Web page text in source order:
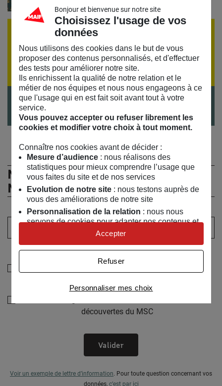
ÉVÈNEMENT TERMINÉ
Si vous souhaitez recevoir la programmation par
email,inscrivez-vous à notre lettre d'information
Du 2 au 30 mai dans la boutique à Paris
Ne manquez rien de l’actualité du
MSC !
Votre adresse email :
Sélectionner au moins un choix
découvertes du MSC
Valider
Voir un exemple de lettre d’information. Pour toute question concernant vos
données, c’est par ici
Bonjour et bienvenue sur notre site
Choisissez l'usage de vos
données
Nous utilisons des cookies dans le but de vous
proposer des contenus personnalisés, et d'effectuer
des tests pour améliorer notre site.
Ils enrichissent la qualité de notre relation et le
métier de nos équipes et nous nous engageons à ce
que l'usage qui en est fait soit avant tout à votre
service.
Vous pouvez accepter ou refuser librement les
cookies et modifier votre choix à tout moment.
Connaître nos cookies avant de décider :
Mesure d’audience: nous réalisons des
statistiques pour mieux comprendre l’usage que
vous faites du site et de nos services
Evolution de notre site: nous testons auprès de
vous des améliorations de notre site
Personnalisation de la relation : nous nous
servons de cookies pour adapter nos contenus et
personnaliser nos offres
Univers publicitaire: nous utilisons avec nos
publicités personnalisées
Personnaliser mes choix
Refuser
Accepter